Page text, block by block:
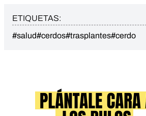
ETIQUETAS:
#salud#cerdos#trasplantes#cerdo